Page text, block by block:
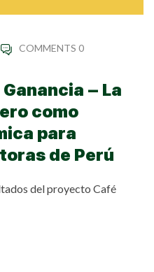
COMMENTS 0
– La
como
para
de Perú
del proyecto Café